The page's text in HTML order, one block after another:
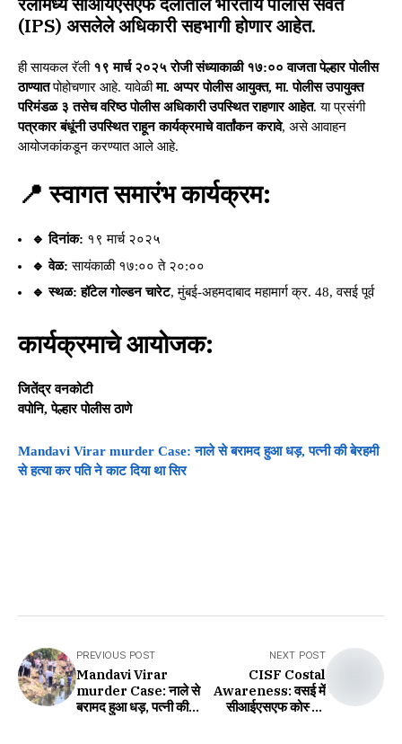
(IPS) असलेले अधिकारीसहभागी होणार आहेत.
ही सायकल रॅली १९ मार्च २०२५ रोजी संध्याकाळी १७:०० वाजता पेल्हार पोलीस
ठाण्यातपोहोचणार आहे. यावेळीमा. अप्पर पोलीस आयुक्त, मा. पोलीस उपायुक्त
परिमंडळ ३ तसेच वरिष्ठ पोलीस अधिकारी उपस्थित राहणार आहेत. या प्रसंगी
पत्रकार बंधूंनी उपस्थित राहून कार्यक्रमाचे वार्तांकन करावे, असे आवाहन
आयोजकांकडून करण्यात आले आहे.
📍 स्वागत समारंभ कार्यक्रम:
🔹 दिनांक: १९ मार्च २०२५
🔹 वेळ: सायंकाळी १७:०० ते २०:००
🔹 स्थळ: हॉटेल गोल्डन चारेट, मुंबई-अहमदाबाद महामार्ग क्र. 48, वसई पूर्व
कार्यक्रमाचे आयोजक:
जितेंद्र वनकोटी
वपोनि, पेल्हार पोलीस ठाणे
Mandavi Virar murder Case: नाले से बरामद हुआ धड़, पत्नी की बेरहमी
से हत्या कर पति ने काट दिया था सिर
PREVIOUS POST
Mandavi Virar
murder Case: नाले से
बरामद हुआ धड़, पत्नी की
NEXT POST
CISF Costal
Awareness: वसई में
सीआईएसएफ कोस्टल